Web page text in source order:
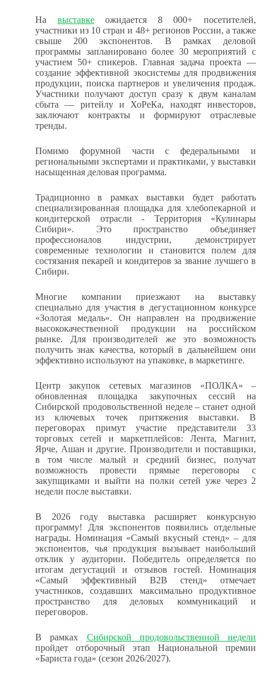
На выставкеожидается 8 000+ посетителей,
участники из 10 стран и 48+ регионов России, а также
свыше 200 экспонентов. В рамках деловой
программы запланировано более 30 мероприятий с
участием 50+ спикеров. Главная задача проекта —
создание эффективной экосистемы для продвижения
продукции, поиска партнеров и увеличения продаж.
Участники получают доступ сразу к двум каналам
сбыта — ритейлу и ХоРеКа, находят инвесторов,
заключают контракты и формируют отраслевые
тренды.
Помимо форумной части с федеральными и
региональными экспертами и практиками, у выставки
насыщенная деловая программа.
Традиционно в рамках выставки будет работать
специализированная площадка для хлебопекарной и
кондитерской отрасли - Территория «Кулинары
Сибири». Это пространство объединяет
профессионалов индустрии, демонстрирует
современные технологии и становится полем для
состязания пекарей и кондитеров за звание лучшего в
Сибири.
Многие компании приезжают на выставку
специально для участия в дегустационном конкурсе
«Золотая медаль». Он направлен на продвижение
высококачественной продукции на российском
рынке. Для производителей же это возможность
получить знак качества, который в дальнейшем они
эффективно используют на упаковке, в маркетинге.
Центр закупок сетевых магазинов «ПОЛКА» –
обновленная площадка закупочных сессий на
Сибирской продовольственной неделе – станет одной
из ключевых точек притяжения выставки. В
переговорах примут участие представители 33
торговых сетей и маркетплейсов: Лента, Магнит,
Ярче, Ашан и другие. Производители и поставщики,
в том числе малый и средний бизнес, получат
возможность провести прямые переговоры с
закупщиками и выйти на полки сетей уже через 2
недели после выставки.
В 2026 году выставка расширяет конкурсную
программу! Для экспонентов появились отдельные
награды. Номинация «Самый вкусный стенд» – для
экспонентов, чья продукция вызывает наибольший
отклик у аудитории. Победитель определяется по
итогам дегустаций и отзывов гостей. Номинация
«Самый эффективный B2B стенд» отмечает
участников, создавших максимально продуктивное
пространство для деловых коммуникаций и
переговоров.
В рамках Сибирской продовольственной недели
пройдет отборочный этап Национальной премии
«Бариста года» (сезон 2026/2027).